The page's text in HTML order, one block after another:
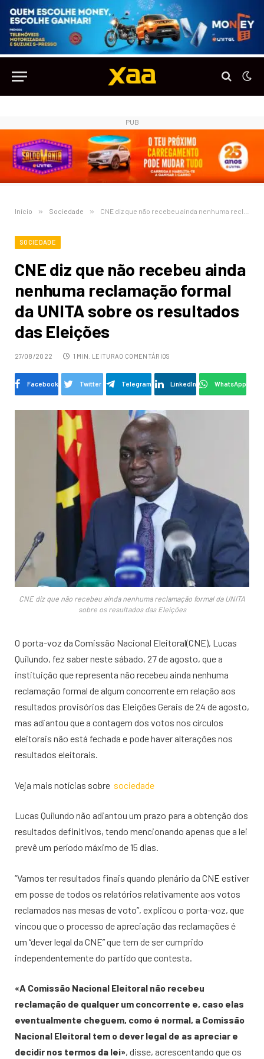
PUB
Início » Sociedade » CNE diz que não recebeu ainda nenhuma reclamação formal da UNITA sobre os resultados das Eleições
SOCIEDADE
CNE diz que não recebeu ainda
nenhuma reclamação formal
da UNITA sobre os resultados
das Eleições
27/08/2022 1 MIN. LEITURA0 COMENTÁRIOS
Facebook Twitter Telegram LinkedIn WhatsApp
CNE diz que não recebeu ainda nenhuma reclamação formal da UNITA
sobre os resultados das Eleições
O porta-voz da Comissão Nacional Eleitoral(CNE), Lucas
Quilundo, fez saber neste sábado, 27 de agosto, que a
instituição que representa não recebeu ainda nenhuma
reclamação formal de algum concorrente em relação aos
resultados provisórios das Eleições Gerais de 24 de agosto,
mas adiantou que a contagem dos votos nos círculos
eleitorais não está fechada e pode haver alterações nos
resultados eleitorais.
Veja mais notícias sobre sociedade
Lucas Quilundo não adiantou um prazo para a obtenção dos
resultados definitivos, tendo mencionando apenas que a lei
prevê um período máximo de 15 dias.
“Vamos ter resultados finais quando plenário da CNE estiver
em posse de todos os relatórios relativamente aos votos
reclamados nas mesas de voto”, explicou o porta-voz, que
vincou que o processo de apreciação das reclamações é
um “dever legal da CNE” que tem de ser cumprido
independentemente do partido que contesta.
«A Comissão Nacional Eleitoral não recebeu
reclamação de qualquer um concorrente e, caso elas
eventualmente cheguem, como é normal, a Comissão
Nacional Eleitoral tem o dever legal de as apreciar e
decidir nos termos da lei», disse, acrescentando que os